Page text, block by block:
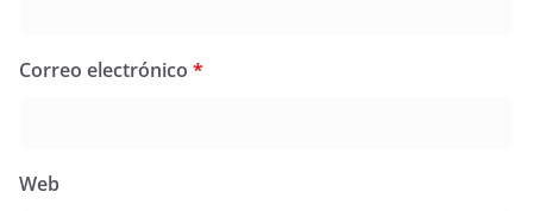
Correo electrónico *
Web